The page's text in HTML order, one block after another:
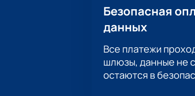
Безопасная
данных
Все платежи
шлюзы, данные не
остаются в